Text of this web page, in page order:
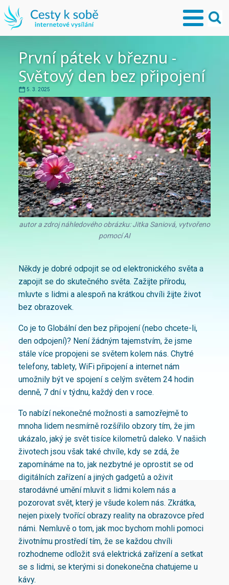
První pátek v březnu -
Světový den bez připojení
5. 3. 2025
autor a zdroj náhledového obrázku: Jitka Saniová, vytvořeno
pomocí AI
Někdy je dobré odpojit se od elektronického světa a
zapojit se do skutečného světa. Zažijte přírodu,
mluvte s lidmi a alespoň na krátkou chvíli žijte život
bez obrazovek.
Co je to Globální den bez připojení (nebo chcete-li,
den odpojení)? Není žádným tajemstvím, že jsme
stále více propojeni se světem kolem nás. Chytré
telefony, tablety, WiFi připojení a internet nám
umožnily být ve spojení s celým světem 24 hodin
denně, 7 dní v týdnu, každý den v roce.
To nabízí nekonečné možnosti a samozřejmě to
mnoha lidem nesmírně rozšířilo obzory tím, že jim
ukázalo, jaký je svět tisíce kilometrů daleko. V našich
životech jsou však také chvíle, kdy se zdá, že
zapomínáme na to, jak nezbytné je oprostit se od
digitálních zařízení a jiných gadgetů a oživit
starodávné umění mluvit s lidmi kolem nás a
pozorovat svět, který je všude kolem nás. Zkrátka,
nejen pixely tvořící obrazy reality na obrazovce před
námi. Nemluvě o tom, jak moc bychom mohli pomoci
životnímu prostředí tím, že se každou chvíli
rozhodneme odložit svá elektrická zařízení a setkat
se s lidmi, se kterými si donekonečna chatujeme u
kávy.